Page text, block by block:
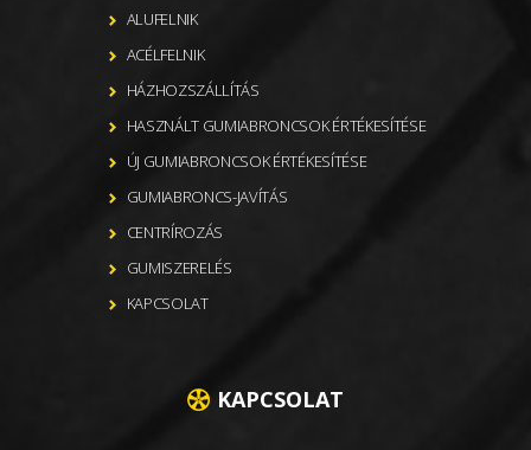
ALUFELNIK
ACÉLFELNIK
HÁZHOZSZÁLLÍTÁS
HASZNÁLT GUMIABRONCSOK ÉRTÉKESÍTÉSE
ÚJ GUMIABRONCSOK ÉRTÉKESÍTÉSE
GUMIABRONCS-JAVÍTÁS
CENTRÍROZÁS
GUMISZERELÉS
KAPCSOLAT
KAPCSOLAT